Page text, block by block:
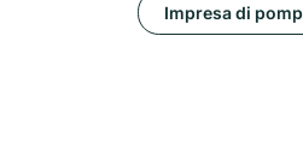
Impresa di